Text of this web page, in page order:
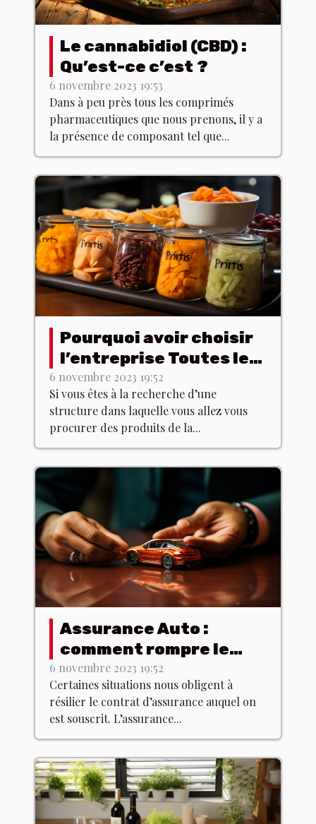
Le cannabidiol (CBD) :
Qu’est-ce c’est ?
6 novembre 2023 19:53
Dans à peu près tous les comprimés
pharmaceutiques que nous prenons, il y a
la présence de composant tel que...
Pourquoi avoir choisir
l’entreprise Toutes les
poitrines ?
6 novembre 2023 19:52
Si vous êtes à la recherche d’une
structure dans laquelle vous allez vous
procurer des produits de la...
Assurance Auto :
comment rompre le
contrat dans les
normes ?
6 novembre 2023 19:52
Certaines situations nous obligent à
résilier le contrat d’assurance auquel on
est souscrit. L’assurance...